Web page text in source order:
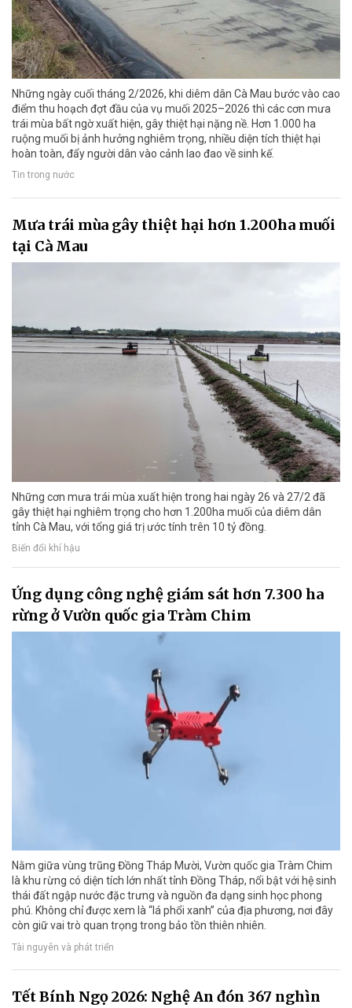
Những ngày cuối tháng 2/2026, khi diêm dân Cà Mau bước vào cao
điểm thu hoạch đợt đầu của vụ muối 2025–2026 thì các cơn mưa
trái mùa bất ngờ xuất hiện, gây thiệt hại nặng nề. Hơn 1.000 ha
ruộng muối bị ảnh hưởng nghiêm trọng, nhiều diện tích thiệt hại
hoàn toàn, đẩy người dân vào cảnh lao đao về sinh kế.
Tin trong nước
Mưa trái mùa gây thiệt hại hơn 1.200ha muối
tại Cà Mau
Những cơn mưa trái mùa xuất hiện trong hai ngày 26 và 27/2 đã
gây thiệt hại nghiêm trọng cho hơn 1.200ha muối của diêm dân
tỉnh Cà Mau, với tổng giá trị ước tính trên 10 tỷ đồng.
Biến đổi khí hậu
Ứng dụng công nghệ giám sát hơn 7.300 ha
rừng ở Vườn quốc gia Tràm Chim
Nằm giữa vùng trũng Đồng Tháp Mười, Vườn quốc gia Tràm Chim
là khu rừng có diện tích lớn nhất tỉnh Đồng Tháp, nổi bật với hệ sinh
thái đất ngập nước đặc trưng và nguồn đa dạng sinh học phong
phú. Không chỉ được xem là “lá phổi xanh” của địa phương, nơi đây
còn giữ vai trò quan trọng trong bảo tồn thiên nhiên.
Tài nguyên và phát triển
Tết Bính Ngọ 2026: Nghệ An đón 367 nghìn